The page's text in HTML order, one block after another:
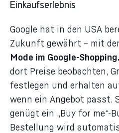
Einkaufserlebnis
Google hat in den USA
Zukunft gewährt – mit
Mode im Google-Shopping.
dort Preise beobachten,
festlegen und erhalten
wenn ein Angebot passt.
genügt ein „Buy for me“-
Bestellung wird